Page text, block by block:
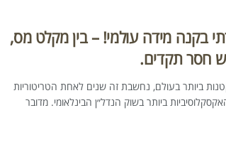
בקנה מידה עולמי! – בין מקלט מס,
חסר תקדים.
ביותר בעולם, נחשבת זה שנים לאחת הטריטוריות
ביותר בשוק הנדל״ן הבינלאומי. מדובר